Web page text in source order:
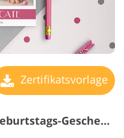
Zertifikatsvorlage
Vorlage für einen Baby-Geburtstags-Geschenkgutschein